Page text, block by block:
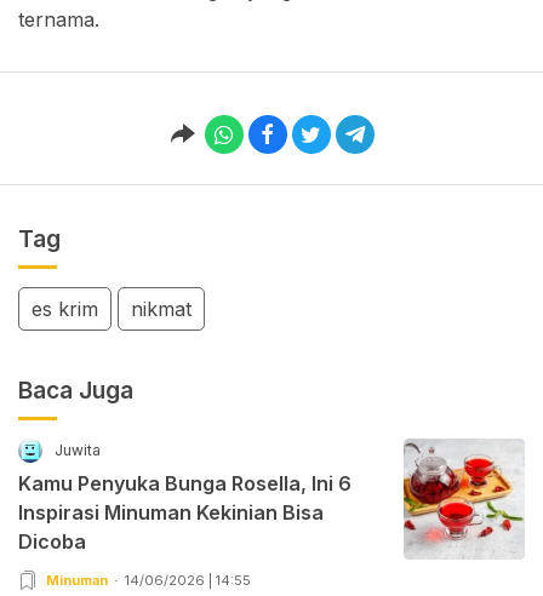
ternama.
Tag
es krim nikmat
Baca Juga
Juwita
Kamu Penyuka Bunga Rosella, Ini 6
Inspirasi Minuman Kekinian Bisa
Dicoba
Minuman 14/06/2026 | 14:55